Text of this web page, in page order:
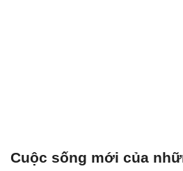
Cuộc sống mới của